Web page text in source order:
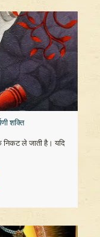
शक्ति
निकट ले जाती है। यदि